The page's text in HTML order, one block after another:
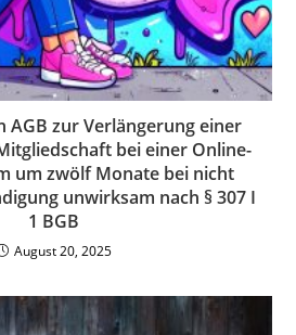
AGB zur Verlängerung einer
bei einer Online-
um zwölf Monate bei nicht
unwirksam nach § 307 I
1 BGB
August 20, 2025